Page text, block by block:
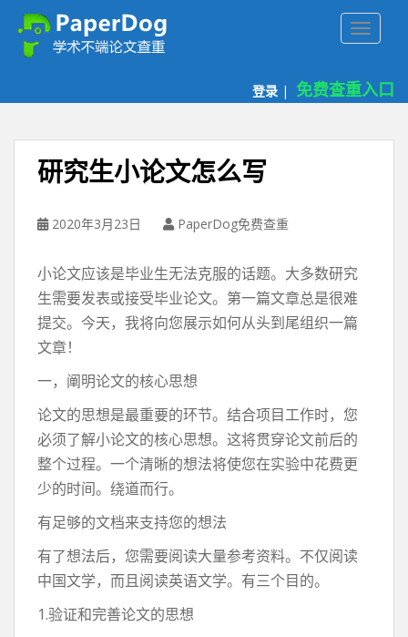
登录 | 免费查重入口
研究生小论文怎么写
2020年3月23日 PaperDog免费查重
小论文应该是毕业生无法克服的话题。大多数研究
生需要发表或接受毕业论文。第一篇文章总是很难
提交。今天，我将向您展示如何从头到尾组织一篇
文章！
一，阐明论文的核心思想
论文的思想是最重要的环节。结合项目工作时，您
必须了解小论文的核心思想。这将贯穿论文前后的
整个过程。一个清晰的想法将使您在实验中花费更
少的时间。绕道而行。
有足够的文档来支持您的想法
有了想法后，您需要阅读大量参考资料。不仅阅读
中国文学，而且阅读英语文学。有三个目的。
1.验证和完善论文的思想